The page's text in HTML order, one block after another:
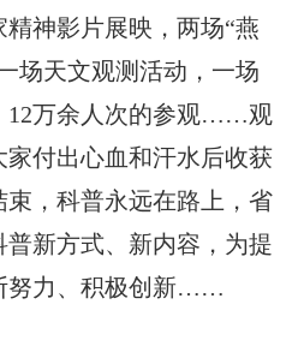
神影片展映，两场“燕
场天文观测活动，一场
12万余人次的参观……观
付出心血和汗水后收获
，科普永远在路上，省
新方式、新内容，为提
努力、积极创新……